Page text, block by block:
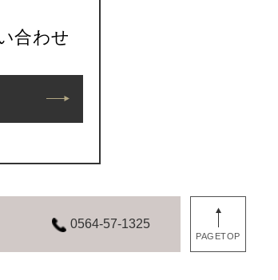
合わせ
0564-57-1325
PAGETOP